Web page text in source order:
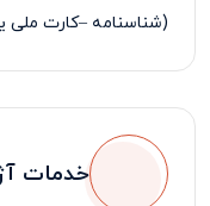
(شناسنامه –کارت ملی
خدمات